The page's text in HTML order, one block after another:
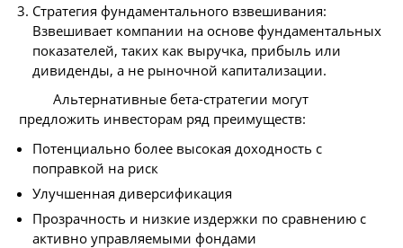
Стратегия фундаментального взвешивания:
Взвешивает компании на основе фундаментальных
показателей, таких как выручка, прибыль или
дивиденды, а не рыночной капитализации.
Альтернативные бета-стратегии могут
предложить инвесторам ряд преимуществ:
Потенциально более высокая доходность с
поправкой на риск
Улучшенная диверсификация
Прозрачность и низкие издержки по сравнению с
активно управляемыми фондами